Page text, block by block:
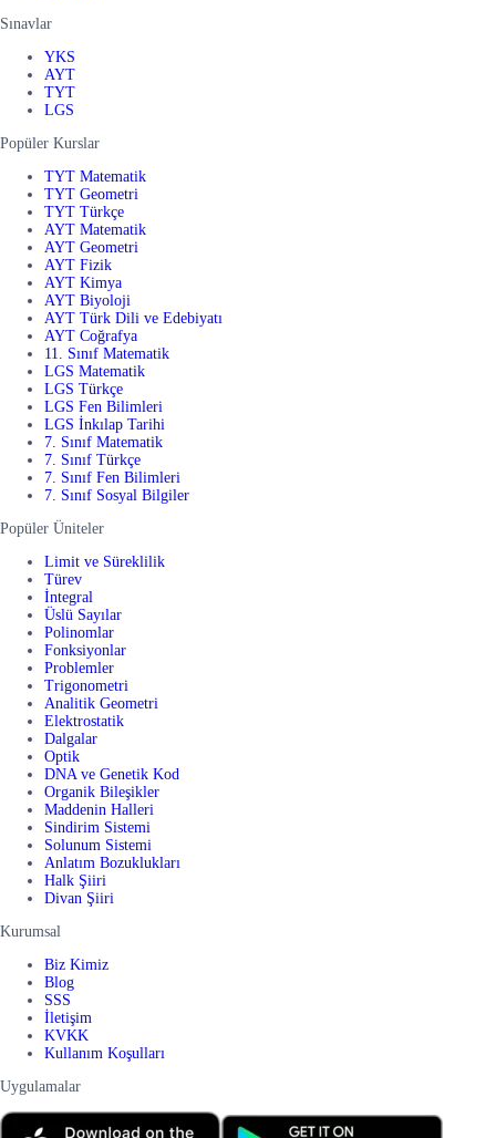
Sınavlar
YKS
AYT
TYT
LGS
Popüler Kurslar
TYT Matematik
TYT Geometri
TYT Türkçe
AYT Matematik
AYT Geometri
AYT Fizik
AYT Kimya
AYT Biyoloji
AYT Türk Dili ve Edebiyatı
AYT Coğrafya
11. Sınıf Matematik
LGS Matematik
LGS Türkçe
LGS Fen Bilimleri
LGS İnkılap Tarihi
7. Sınıf Matematik
7. Sınıf Türkçe
7. Sınıf Fen Bilimleri
7. Sınıf Sosyal Bilgiler
Popüler Üniteler
Limit ve Süreklilik
Türev
İntegral
Üslü Sayılar
Polinomlar
Fonksiyonlar
Problemler
Trigonometri
Analitik Geometri
Elektrostatik
Dalgalar
Optik
DNA ve Genetik Kod
Organik Bileşikler
Maddenin Halleri
Sindirim Sistemi
Solunum Sistemi
Anlatım Bozuklukları
Halk Şiiri
Divan Şiiri
Kurumsal
Biz Kimiz
Blog
SSS
İletişim
KVKK
Kullanım Koşulları
Uygulamalar